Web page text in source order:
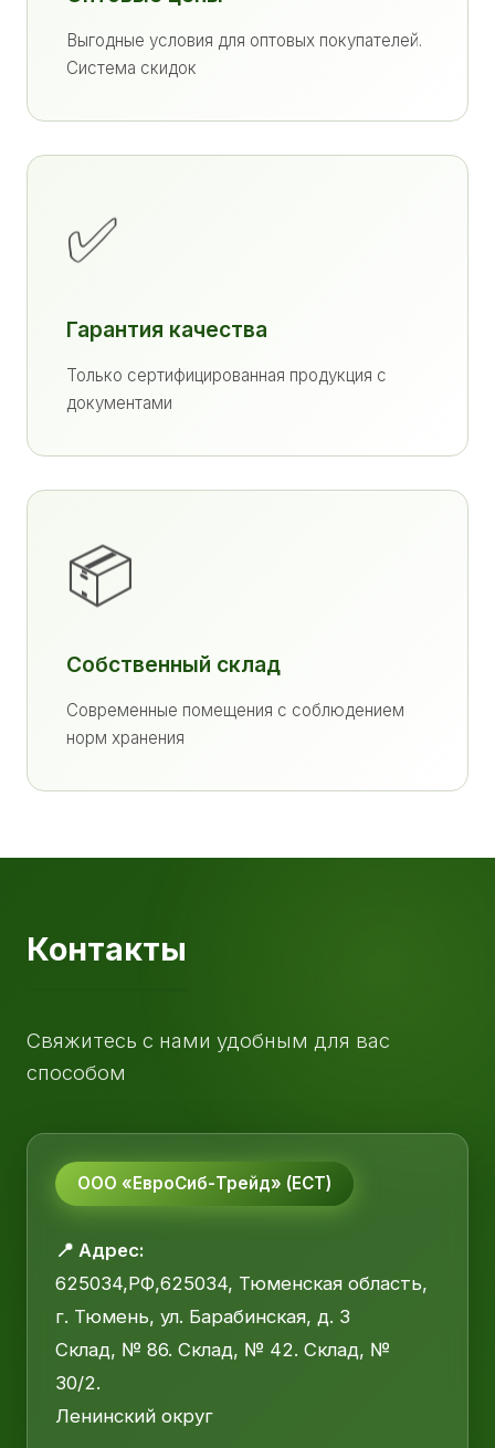
Выгодные условия для оптовых покупателей.
Система скидок
✅
Гарантия качества
Только сертифицированная продукция с
документами
📦
Собственный склад
Современные помещения с соблюдением
норм хранения
Контакты
Свяжитесь с нами удобным для вас
способом
ООО «ЕвроСиб-Трейд» (ЕСТ)
📍 Адрес:
625034,РФ,625034, Тюменская область,
г. Тюмень, ул. Барабинская, д. 3
Склад, № 86. Склад, № 42. Склад, №
30/2.
Ленинский округ